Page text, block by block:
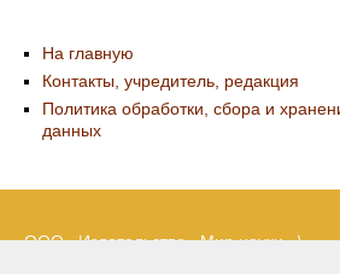
На главную
Контакты, учредитель, редакция
Политика обработки, сбора и
данных
ООО «Издательство «Мир науки» \